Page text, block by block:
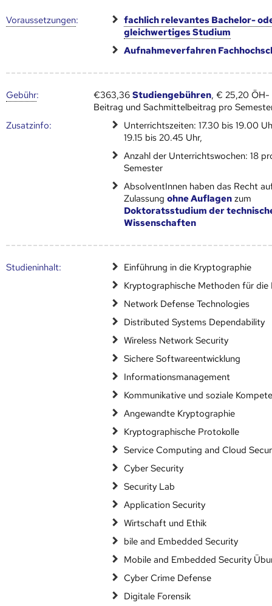
Voraus­setzungen:
fachlich relevantes Bachelor-
gleichwertiges Studium
Aufnahmeverfahren
Gebühr: €363,36Studiengebühren, € 25,20 ÖH-
Beitrag und Sachmittelbeitrag pro
Zusatz­info:
Unterrichtszeiten: 17.30 bis 19.00
19.15 bis 20.45 Uhr,
Anzahl der Unterrichtswochen: 18
Semester
AbsolventInnen haben das Recht
Zulassungohne Auflagen zum
Doktoratsstudium der
Wissenschaften
Studien­inhalt:
Einführung in die Kryptographie
Kryptographische Methoden für die
Network Defense Technologies
Distributed Systems Dependability
Wireless Network Security
Sichere Softwareentwicklung
Informationsmanagement
Kommunikative und soziale
Angewandte Kryptographie
Kryptographische Protokolle
Service Computing and Cloud
Cyber Security
Security Lab
Application Security
Wirtschaft und Ethik
bile and Embedded Security
Mobile and Embedded Security
Cyber Crime Defense
Digitale Forensik